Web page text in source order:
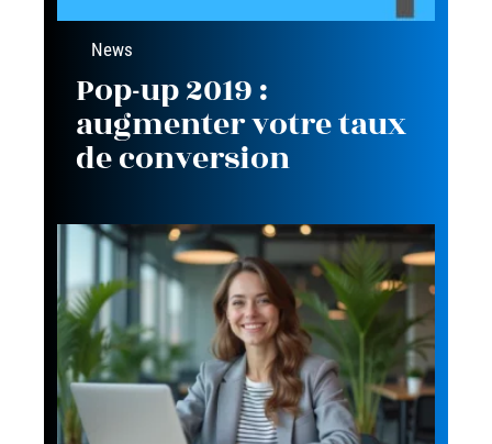
News
Pop-up 2019 :
augmenter votre taux
de conversion